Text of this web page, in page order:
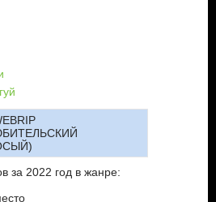
за 2022 год в жанре: